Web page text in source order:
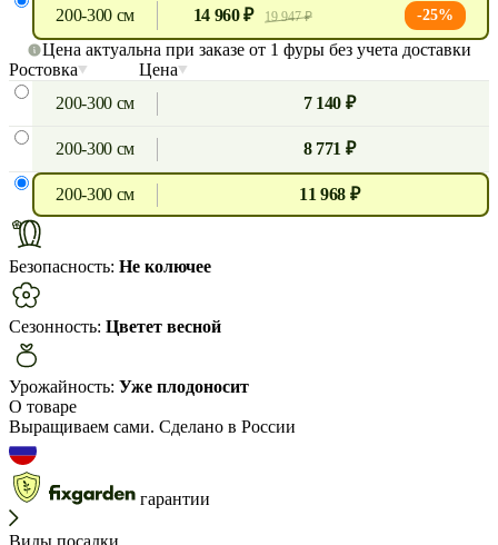
200-300 см 14 960 ₽ 19 947 ₽ -25%
Цена актуальна при заказе от 1 фуры без учета доставки
Ростовка
Цена
200-300 см
7 140 ₽
200-300 см 8 771 ₽
200-300 см 11 968 ₽
Безопасность: Не колючее
Сезонность: Цветет весной
Урожайность: Уже плодоносит
О товаре
Выращиваем сами. Сделано в России
гарантии